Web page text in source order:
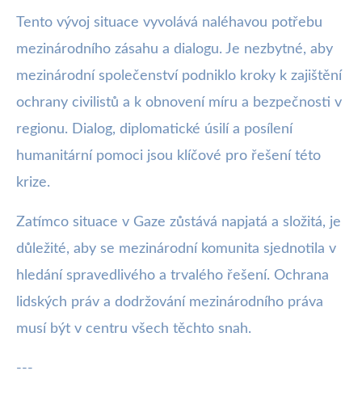
Tento vývoj situace vyvolává naléhavou potřebu
mezinárodního zásahu a dialogu. Je nezbytné, aby
mezinárodní společenství podniklo kroky k zajištění
ochrany civilistů a k obnovení míru a bezpečnosti v
regionu. Dialog, diplomatické úsilí a posílení
humanitární pomoci jsou klíčové pro řešení této
krize.
Zatímco situace v Gaze zůstává napjatá a složitá, je
důležité, aby se mezinárodní komunita sjednotila v
hledání spravedlivého a trvalého řešení. Ochrana
lidských práv a dodržování mezinárodního práva
musí být v centru všech těchto snah.
---